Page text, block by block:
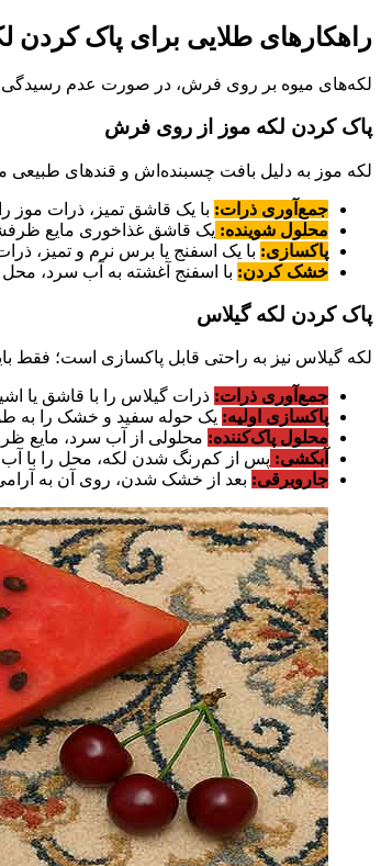
راهکارهای طلایی برای پاک کردن
لکه‌های میوه بر روی فرش، در صورت عدم رسیدگی
پاک کردن لکه موز از روی فرش
لکه موز به دلیل بافت چسبنده‌اش و قندهای
جمع‌آوری ذرات: با یک قاشق تمیز، ذرات موز
محلول شوینده: یک قاشق غذاخوری مایع
پاکسازی: با یک اسفنج یا برس نرم و تمیز،
خشک کردن: با اسفنج آغشته به آب سرد،
پاک کردن لکه گیلاس
لکه گیلاس نیز به راحتی قابل پاکسازی است؛ فقط
جمع‌آوری ذرات: ذرات گیلاس را با قاشق یا
پاکسازی اولیه: یک حوله سفید و خشک را به
محلول پاک‌کننده: محلولی از آب سرد، مایع
آبکشی: پس از کم‌رنگ شدن لکه، محل را با آب
جاروبرقی: بعد از خشک شدن، روی آن به